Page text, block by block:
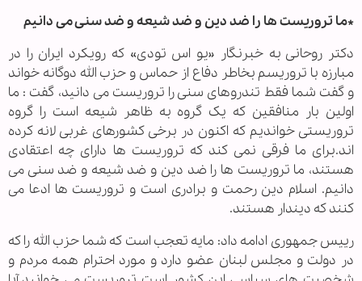
*ما تروریست ها را ضد دین و ضد شیعه و ضد سنی می دانیم
دکتر روحانی به خبرنگار «یو اس تودی» که رویکرد ایران را در
مبارزه با تروریسم بخاطر دفاع از حماس و حزب الله دوگانه خواند
و گفت شما فقط تندروهای سنی را تروریست می دانید، گفت : ما
اولین بار منافقین که یک گروه به ظاهر شیعه است را گروه
تروریستی خواندیم که اکنون در برخی کشورهای غربی لانه کرده
اند.برای ما فرقی نمی کند که تروریست ها دارای چه اعتقادی
هستند، ما تروریست ها را ضد دین و ضد شیعه و ضد سنی می
دانیم. اسلام دین رحمت و برادری است و تروریست ها ادعا می
کنند که دیندار هستند.
رییس جمهوری ادامه داد: مایه تعجب است که شما حزب الله را که
در دولت و مجلس لبنان عضو دارد و مورد احترام همه مردم و